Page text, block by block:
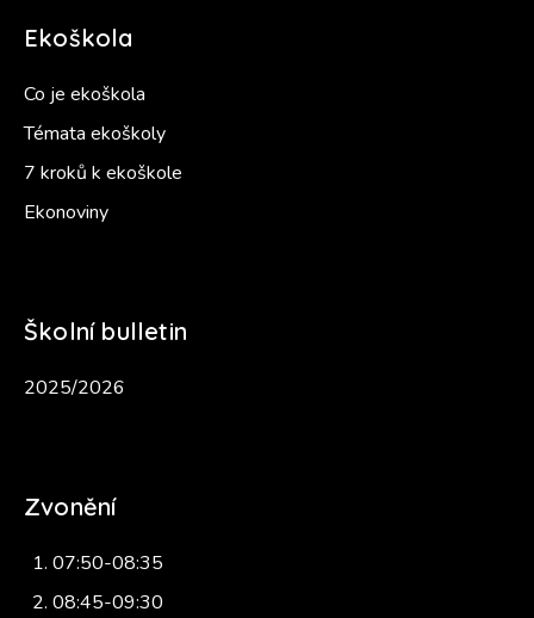
Ekoškola
Co je ekoškola
Témata ekoškoly
7 kroků k ekoškole
Ekonoviny
Školní bulletin
2025/2026
Zvonění
07:50-08:35
08:45-09:30